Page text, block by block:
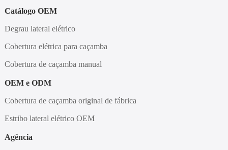
Catálogo OEM
Degrau lateral elétrico
Cobertura elétrica para caçamba
Cobertura de caçamba manual
OEM e ODM
Cobertura de caçamba original de fábrica
Estribo lateral elétrico OEM
Agência